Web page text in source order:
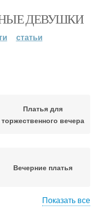
ДЕВУШКИ
статьи
Платья для
торжественного вечера
Вечерние платья
Показать все